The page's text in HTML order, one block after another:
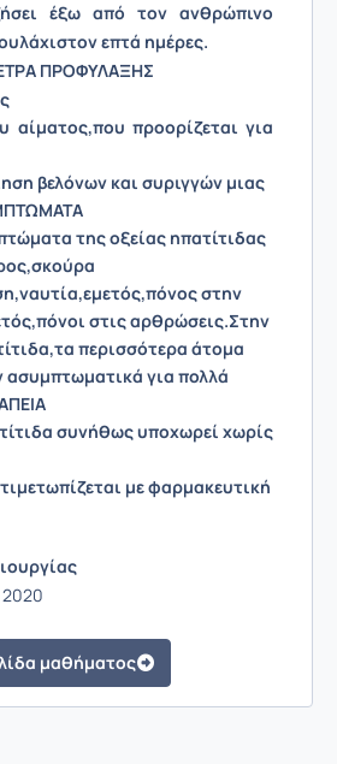
έξω από τον ανθρώπινο
επτά ημέρες.
ΠΡΟΦΥΛΑΞΗΣ
αίματος,που προορίζεται για
βελόνων και συριγγών μιας
της οξείας ηπατίτιδας
στην
στις αρθρώσεις.Στην
περισσότερα άτομα
για πολλά
συνήθως υποχωρεί χωρίς
με φαρμακευτική
2020
μαθήματος